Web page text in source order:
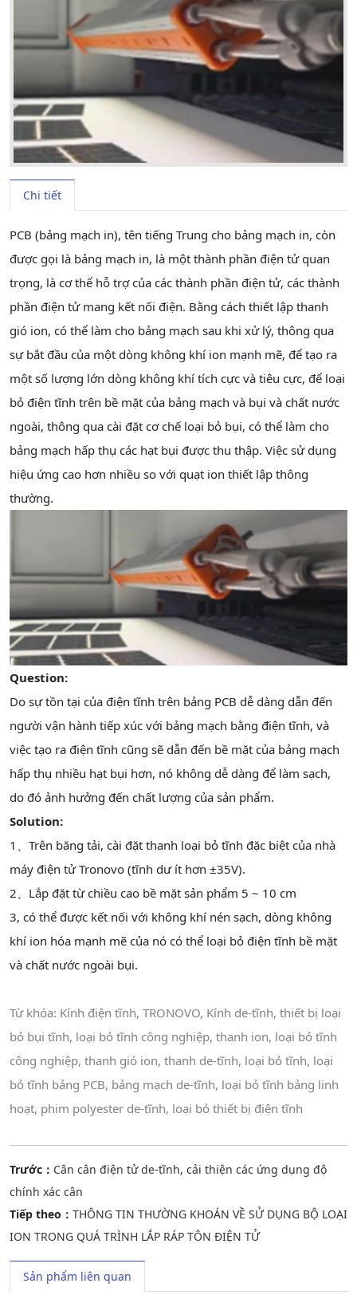
Chi tiết
PCB (bảng mạch in), tên tiếng Trung cho bảng mạch in, còn
được gọi là bảng mạch in, là một thành phần điện tử quan
trọng, là cơ thể hỗ trợ của các thành phần điện tử, các thành
phần điện tử mang kết nối điện. Bằng cách thiết lập thanh
gió ion, có thể làm cho bảng mạch sau khi xử lý, thông qua
sự bắt đầu của một dòng không khí ion mạnh mẽ, để tạo ra
một số lượng lớn dòng không khí tích cực và tiêu cực, để loại
bỏ điện tĩnh trên bề mặt của bảng mạch và bụi và chất nước
ngoài, thông qua cài đặt cơ chế loại bỏ bụi, có thể làm cho
bảng mạch hấp thụ các hạt bụi được thu thập. Việc sử dụng
hiệu ứng cao hơn nhiều so với quạt ion thiết lập thông
thường.
Question:
Do sự tồn tại của điện tĩnh trên bảng PCB dễ dàng dẫn đến
người vận hành tiếp xúc với bảng mạch bằng điện tĩnh, và
việc tạo ra điện tĩnh cũng sẽ dẫn đến bề mặt của bảng mạch
hấp thụ nhiều hạt bụi hơn, nó không dễ dàng để làm sạch,
do đó ảnh hưởng đến chất lượng của sản phẩm.
Solution:
1、Trên băng tải, cài đặt thanh loại bỏ tĩnh đặc biệt của nhà
máy điện tử Tronovo (tĩnh dư ít hơn ±35V).
2、Lắp đặt từ chiều cao bề mặt sản phẩm 5 ~ 10 cm
3, có thể được kết nối với không khí nén sạch, dòng không
khí ion hóa mạnh mẽ của nó có thể loại bỏ điện tĩnh bề mặt
và chất nước ngoài bụi.
Từ khóa: Kính điện tĩnh, TRONOVO, Kính de-tĩnh, thiết bị loại
bỏ bụi tĩnh, loại bỏ tĩnh công nghiệp, thanh ion, loại bỏ tĩnh
công nghiệp, thanh gió ion, thanh de-tĩnh, loại bỏ tĩnh, loại
bỏ tĩnh bảng PCB, bảng mạch de-tĩnh, loại bỏ tĩnh bảng linh
hoạt, phim polyester de-tĩnh, loại bỏ thiết bị điện tĩnh
Trước： Cân cân điện tử de-tĩnh, cải thiện các ứng dụng độ
chính xác cân
Tiếp theo： THÔNG TIN THƯỜNG KHOÁN VỀ SỬ DỤNG BỘ LOẠI
ION TRONG QUÁ TRÌNH LẮP RÁP TÔN ĐIỆN TỬ
Sản phẩm liên quan